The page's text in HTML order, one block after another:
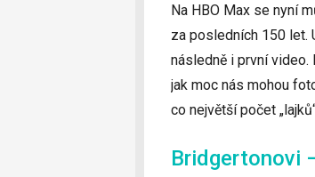
Na HBO Max se nyní
za posledních 150 let.
následně i první video.
jak moc nás mohou
co největší počet
Bridgertonovi